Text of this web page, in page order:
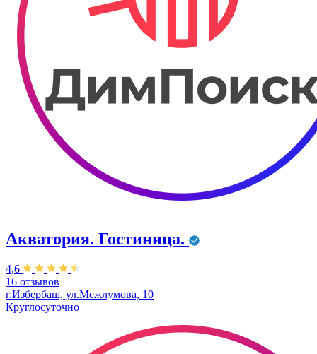
Акватория. Гостиница.
4,6
16 отзывов
г.Избербаш, ул.Межлумова, 10
Круглосуточно